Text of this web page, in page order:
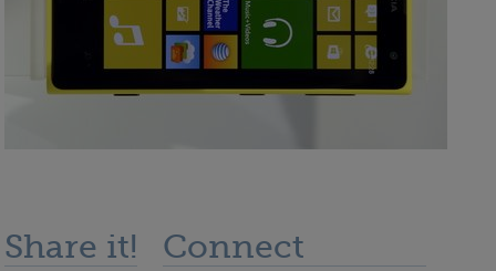
Share it! Connect